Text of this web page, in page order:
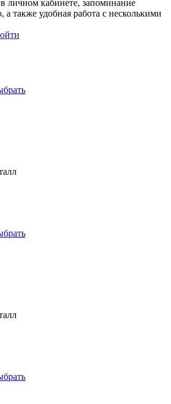
в личном кабинете, запоминание
, а также удобная работа с несколькими